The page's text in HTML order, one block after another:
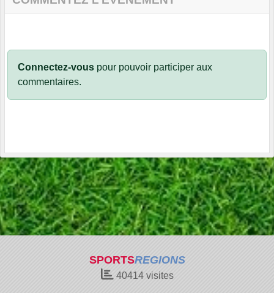
Connectez-vous pour pouvoir participer aux
commentaires.
SPORTSREGIONS
40414visites